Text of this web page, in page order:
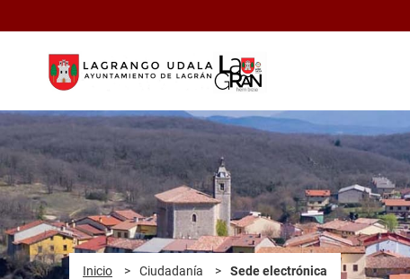
Inicio > Ciudadanía > Sede electrónica